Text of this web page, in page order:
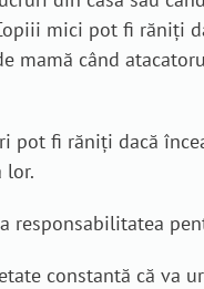
mici pot fi răniți
mamă când
pot fi răniți dacă
lor.
responsabilitatea
constantă că va